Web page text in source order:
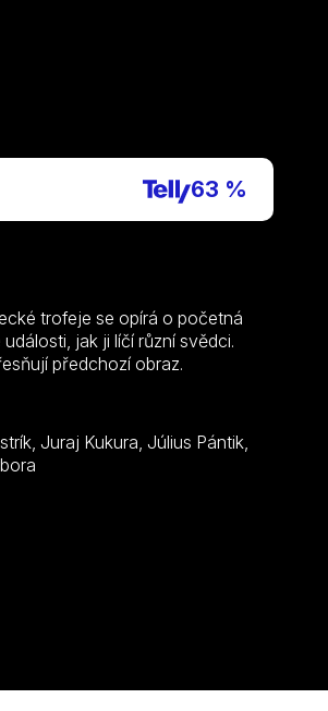
63 %
trofeje se opírá o početná
jak ji líčí různí svědci.
předchozí obraz.
Dibarbora